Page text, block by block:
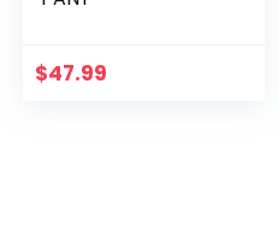
$47.99